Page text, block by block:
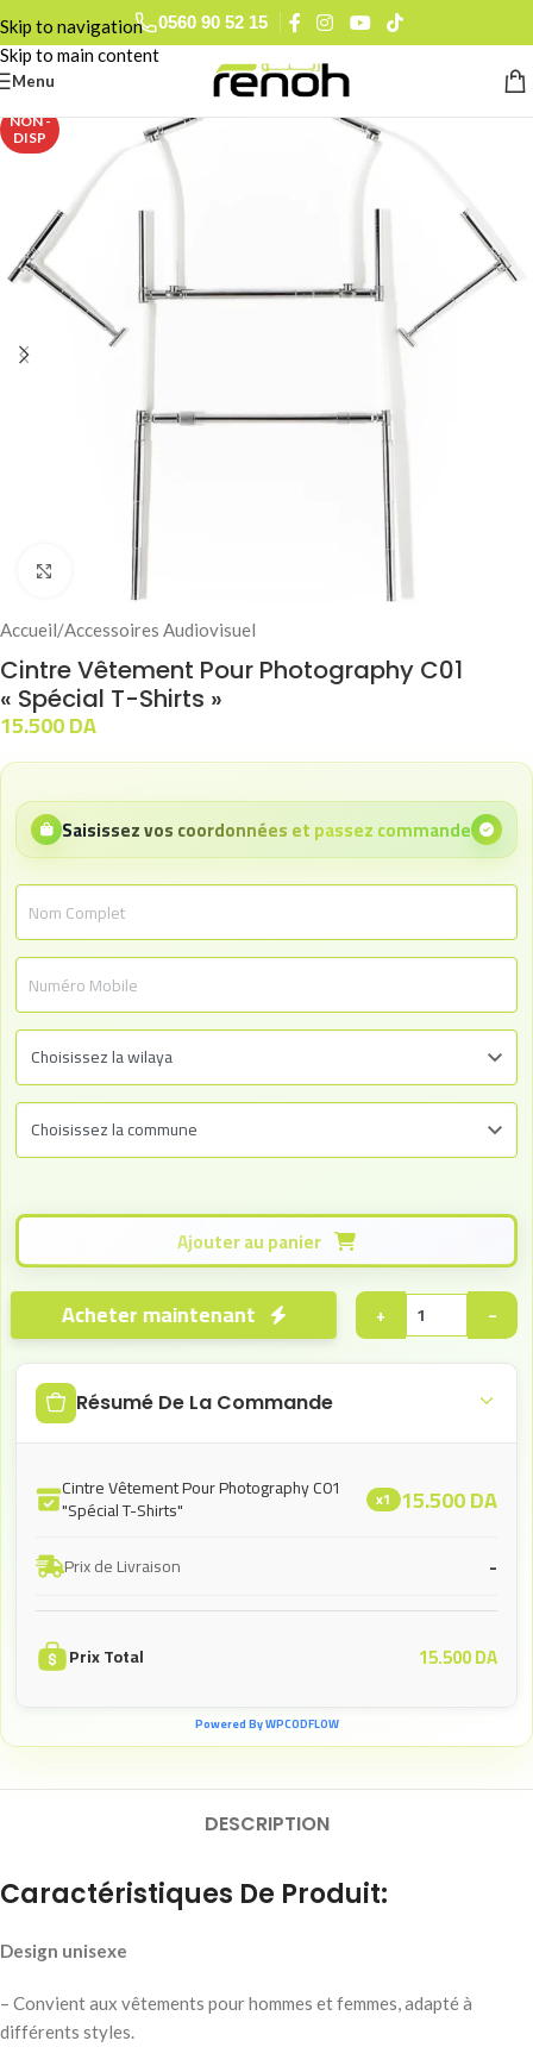
Skip to navigation
Skip to main content
0560 90 52 15
Menu
NON -
DISP
Click to enlarge
Accueil/Accessoires Audiovisuel
Cintre Vêtement Pour Photography C01
« Spécial T-Shirts »
15.500DA
Saisissez vos coordonnées et passez commande
−
+
Résumé De La Commande
Cintre Vêtement Pour Photography C01
"Spécial T-Shirts" x1 15.500DA
Prix de Livraison -
Prix Total 15.500DA
Powered By WPCODFLOW
DESCRIPTION
Caractéristiques De Produit:
Design unisexe
– Convient aux vêtements pour hommes et femmes, adapté à
différents styles.